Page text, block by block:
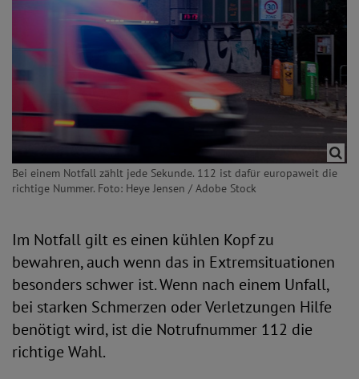
Bei einem Notfall zählt jede Sekunde. 112 ist dafür europaweit die
richtige Nummer. Foto: Heye Jensen / Adobe Stock
Im Notfall gilt es einen kühlen Kopf zu
bewahren, auch wenn das in Extremsituationen
besonders schwer ist. Wenn nach einem Unfall,
bei starken Schmerzen oder Verletzungen Hilfe
benötigt wird, ist die Notrufnummer 112 die
richtige Wahl.